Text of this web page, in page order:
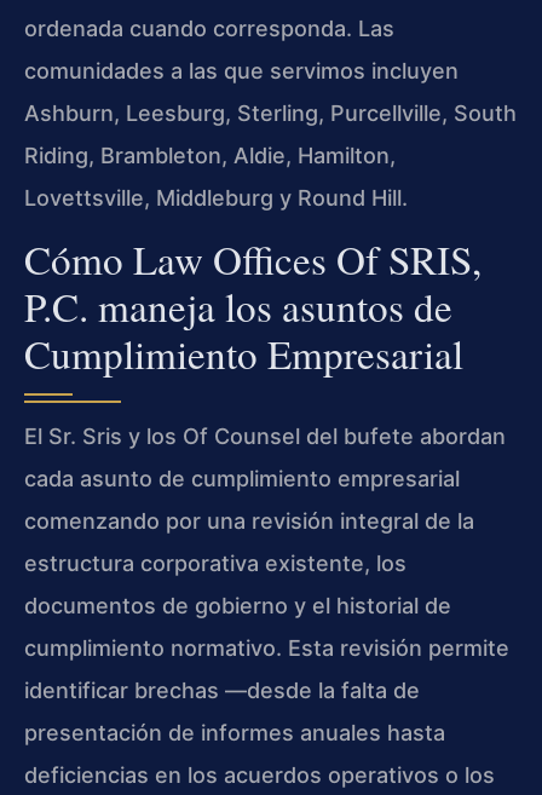
ordenada cuando corresponda. Las
comunidades a las que servimos incluyen
Ashburn, Leesburg, Sterling, Purcellville, South
Riding, Brambleton, Aldie, Hamilton,
Lovettsville, Middleburg y Round Hill.
Cómo Law Offices Of SRIS,
P.C. maneja los asuntos de
Cumplimiento Empresarial
El Sr. Sris y los Of Counsel del bufete abordan
cada asunto de cumplimiento empresarial
comenzando por una revisión integral de la
estructura corporativa existente, los
documentos de gobierno y el historial de
cumplimiento normativo. Esta revisión permite
identificar brechas —desde la falta de
presentación de informes anuales hasta
deficiencias en los acuerdos operativos o los